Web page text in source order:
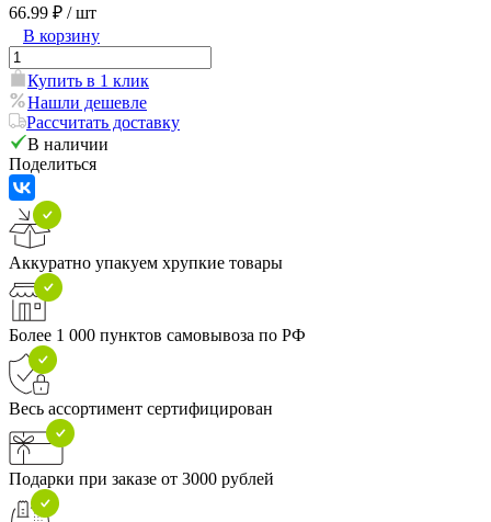
66.99 ₽ / шт
В корзину
Купить в 1 клик
Нашли дешевле
Рассчитать доставку
В наличии
Поделиться
Аккуратно упакуем хрупкие товары
Более 1 000 пунктов самовывоза по РФ
Весь ассортимент сертифицирован
Подарки при заказе от 3000 рублей